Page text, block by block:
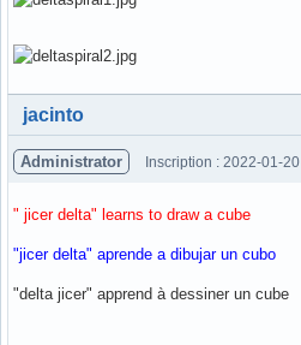
Hors ligne
jacinto
Administrator Inscription : 2022-01-20
" jicer delta" learns to draw a cube
"jicer delta" aprende a dibujar un cubo
"delta jicer" apprend à dessiner un cube